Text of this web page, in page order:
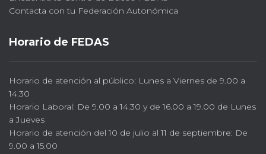
Contacta con tu Federación Autonómica
Horario de FEDAS
Horario de atención al público: Lunes a Viernes de 9.00 a
14.30
Horario Laboral: De 9.00 a 14.30 y de 16.00 a 19.00 de Lunes
a Jueves
Horario de atención del 10 de julio al 11 de septiembre: De
9.00 a 15.00